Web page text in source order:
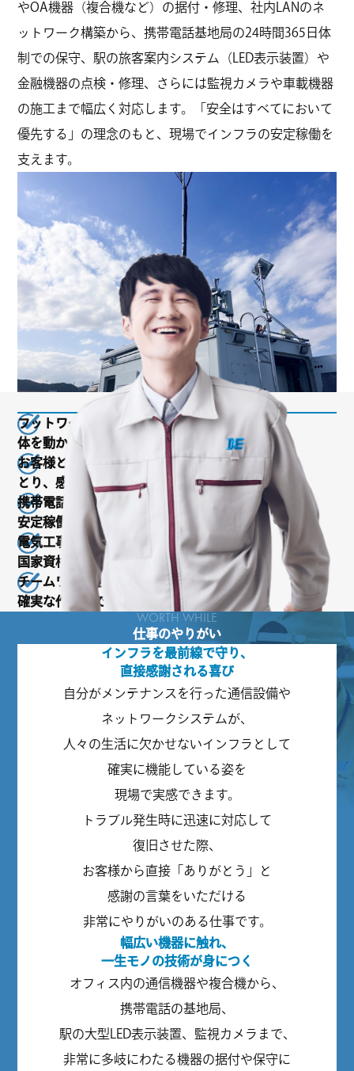
やOA機器（複合機など）の据付・修理、社内LANのネ
ットワーク構築から、携帯電話基地局の24時間365日体
制での保守、駅の旅客案内システム（LED表示装置）や
金融機器の点検・修理、さらには監視カメラや車載機器
の施工まで幅広く対応します。「安全はすべてにおいて
優先する」の理念のもと、現場でインフラの安定稼働を
支えます。
こんな方を歓迎しています
フットワークが軽く、現場の最前線で
体を動かして働くことが好きな方
お客様と直接コミュニケーションを
とり、感謝されることに喜びを感じる方
携帯電話や鉄道など、社会インフラの
安定稼働を自分の手で守りたい方
電気工事士や各種無線技士などの
国家資格を取得し、手に職をつけたい方
チームワークを大切にし、安全第一で
確実な作業ができる方
WORTH WHILE
仕事のやりがい
インフラを最前線で守り、
直接感謝される喜び
自分がメンテナンスを行った通信設備や
ネットワークシステムが、
人々の生活に欠かせないインフラとして
確実に機能している姿を
現場で実感できます。
トラブル発生時に迅速に対応して
復旧させた際、
お客様から直接「ありがとう」と
感謝の言葉をいただける
非常にやりがいのある仕事です。
幅広い機器に触れ、
一生モノの技術が身につく
オフィス内の通信機器や複合機から、
携帯電話の基地局、
駅の大型LED表示装置、監視カメラまで、
非常に多岐にわたる機器の据付や保守に